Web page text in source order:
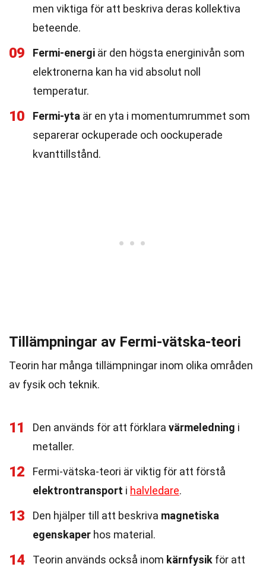
men viktiga för att beskriva deras kollektiva
beteende.
09 Fermi-energi är den högsta energinivån som
elektronerna kan ha vid absolut noll
temperatur.
10 Fermi-yta är en yta i momentumrummet som
separerar ockuperade och oockuperade
kvanttillstånd.
Tillämpningar av Fermi-vätska-teori
Teorin har många tillämpningar inom olika områden
av fysik och teknik.
11 Den används för att förklara värmeledning i
metaller.
12
Fermi-vätska-teori är viktig för att förstå
elektrontransport i halvledare.
13 Den hjälper till att beskriva magnetiska
egenskaper hos material.
14 Teorin används också inom kärnfysik för att